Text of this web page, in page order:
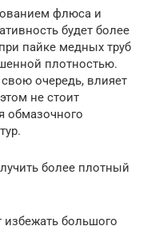
флюса и
будет более
пайке медных труб
плотностью.
очередь, влияет
не стоит
обмазочного
более плотный
большого